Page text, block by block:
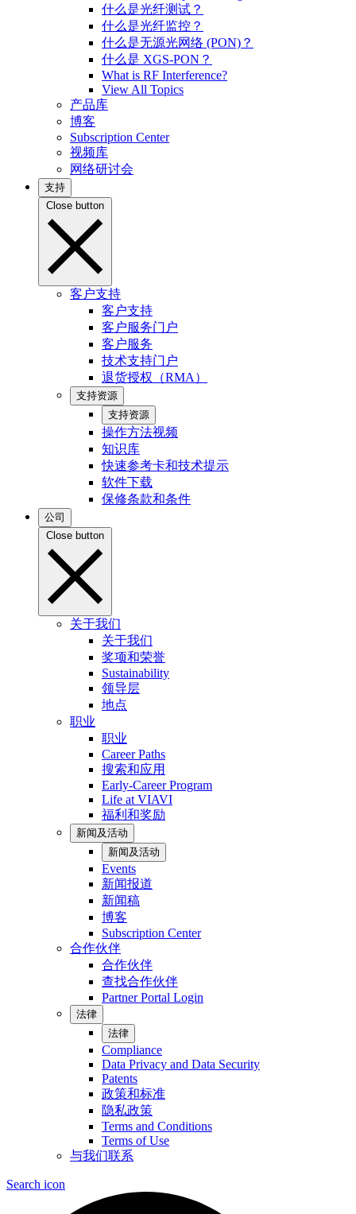
什么是光纤测试？
什么是光纤监控？
什么是无源光网络 (PON)？
什么是 XGS-PON？
What is RF Interference?
View All Topics
产品库
博客
Subscription Center
视频库
网络研讨会
支持
Close button
客户支持
客户支持
客户服务门户
客户服务
技术支持门户
退货授权（RMA）
支持资源
支持资源
操作方法视频
知识库
快速参考卡和技术提示
软件下载
保修条款和条件
公司
Close button
关于我们
关于我们
奖项和荣誉
Sustainability
领导层
地点
职业
职业
Career Paths
搜索和应用
Early-Career Program
Life at VIAVI
福利和奖励
新闻及活动
新闻及活动
Events
新闻报道
新闻稿
博客
Subscription Center
合作伙伴
合作伙伴
查找合作伙伴
Partner Portal Login
法律
法律
Compliance
Data Privacy and Data Security
Patents
政策和标准
隐私政策
Terms and Conditions
Terms of Use
与我们联系
Search icon